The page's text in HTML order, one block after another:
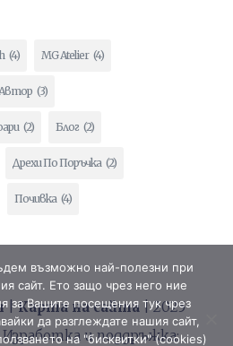
(4) MG Atelier (4)
Автор (3)
(2) Блог (2)
Дрехи По Поръчка (2)
Почивка (4)
|Карта на сайта | 2025
и поддръжка:
възможно най-полезни при
сайт. Ето защо чрез него ние
за Вашите посещения тук чрез
да разглеждате нашия сайт,
на "бисквитки" (cookies)